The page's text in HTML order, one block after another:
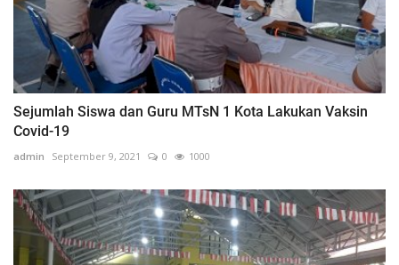
Sejumlah Siswa dan Guru MTsN 1 Kota Lakukan Vaksin
Covid-19
admin September 9, 2021 0 1000